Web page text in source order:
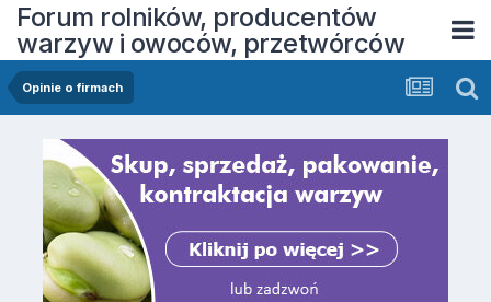
Forum rolników, producentów
warzyw i owoców, przetwórców
Opinie o firmach